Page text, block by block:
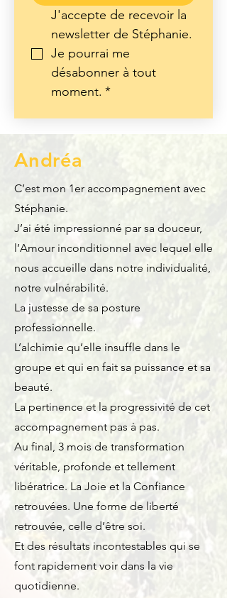
J'accepte de recevoir la
newsletter de Stéphanie.
Je pourrai me
désabonner à tout
moment. *
Andréa
C’est mon 1er accompagnement avec
Stéphanie.
J’ai été impressionné par sa douceur,
l’Amour inconditionnel avec lequel elle
nous accueille dans notre individualité,
notre vulnérabilité.
La justesse de sa posture
professionnelle.
L’alchimie qu’elle insuffle dans le
groupe et qui en fait sa puissance et sa
beauté.
La pertinence et la progressivité de cet
accompagnement pas à pas.
Au final, 3 mois de transformation
véritable, profonde et tellement
libératrice. La Joie et la Confiance
retrouvées. Une forme de liberté
retrouvée, celle d’être soi.
Et des résultats incontestables qui se
font rapidement voir dans la vie
quotidienne.